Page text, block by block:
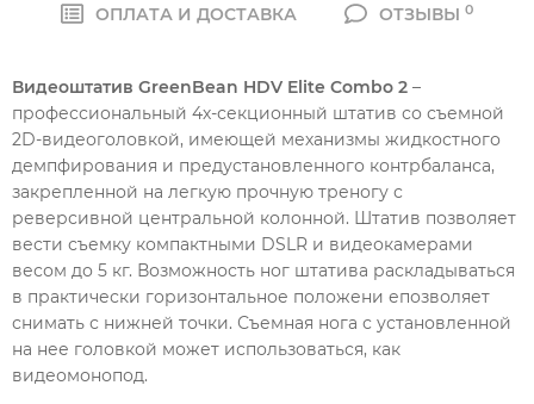
ОПЛАТА И ДОСТАВКА
ОТЗЫВЫ 0
Видеоштатив GreenBean HDV Elite Combo 2 –
профессиональный 4х-секционный штатив со съемной
2D-видеоголовкой, имеющей механизмы жидкостного
демпфирования и предустановленного контрбаланса,
закрепленной на легкую прочную треногу с
реверсивной центральной колонной. Штатив позволяет
вести съемку компактными DSLR и видеокамерами
весом до 5 кг. Возможность ног штатива раскладываться
в практически горизонтальное положени епозволяет
снимать с нижней точки. Съемная нога с установленной
на нее головкой может использоваться, как
видеомонопод.